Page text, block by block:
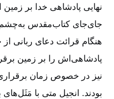
نهایی پادشاهی خدا بر
جای‌‌جای کتاب‌‌مقدس
هنگام قرائت دعای ربانی
پادشاهی‌‌اش را بر زمین
نیز در خصوص زمان
بودند. انجیل متی با